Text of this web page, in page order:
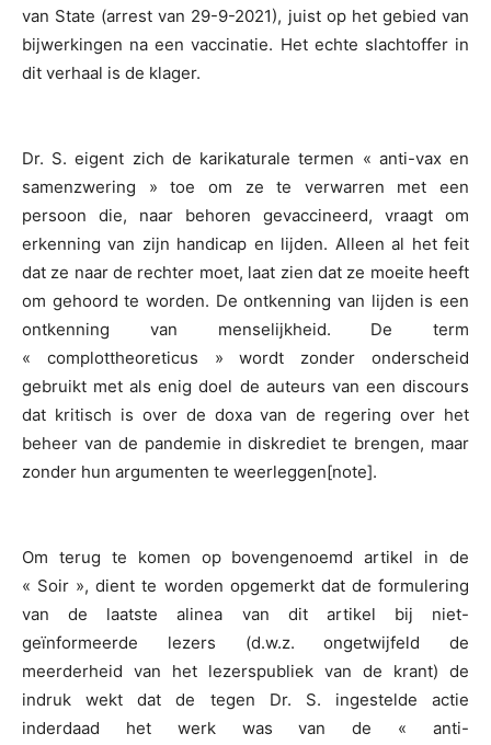
van State (arrest van 29-9-2021), juist op het gebied van
bijwerkingen na een vaccinatie. Het echte slachtoffer in
dit verhaal is de klager.
Dr. S. eigent zich de karikaturale termen « anti-vax en
samenzwering » toe om ze te verwarren met een
persoon die, naar behoren gevaccineerd, vraagt om
erkenning van zijn handicap en lijden. Alleen al het feit
dat ze naar de rechter moet, laat zien dat ze moeite heeft
om gehoord te worden. De ontkenning van lijden is een
ontkenning van menselijkheid. De term
« complottheoreticus » wordt zonder onderscheid
gebruikt met als enig doel de auteurs van een discours
dat kritisch is over de doxa van de regering over het
beheer van de pandemie in diskrediet te brengen, maar
zonder hun argumenten te weerleggen[note].
Om terug te komen op bovengenoemd artikel in de
« Soir », dient te worden opgemerkt dat de formulering
van de laatste alinea van dit artikel bij niet-
geïnformeerde lezers (d.w.z. ongetwijfeld de
meerderheid van het lezerspubliek van de krant) de
indruk wekt dat de tegen Dr. S. ingestelde actie
inderdaad het werk was van de « anti-